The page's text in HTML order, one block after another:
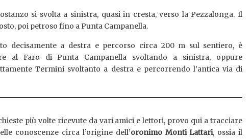
si svolta a sinistra, quasi in cresta, verso la Pezzalonga. Il
poi petroso fino a Punta Campanella.
decisamente a destra e percorso circa 200 m sul sentiero, è
al Faro di Punta Campanella svoltando a sinistra, oppure
Termini svoltanto a destra e percorrendo l’antica via di
più volte ricevute da vari amici e lettori, provo qui a tracciare
conoscenze circa l’origine dell’oronimo Monti Lattari, ossia il